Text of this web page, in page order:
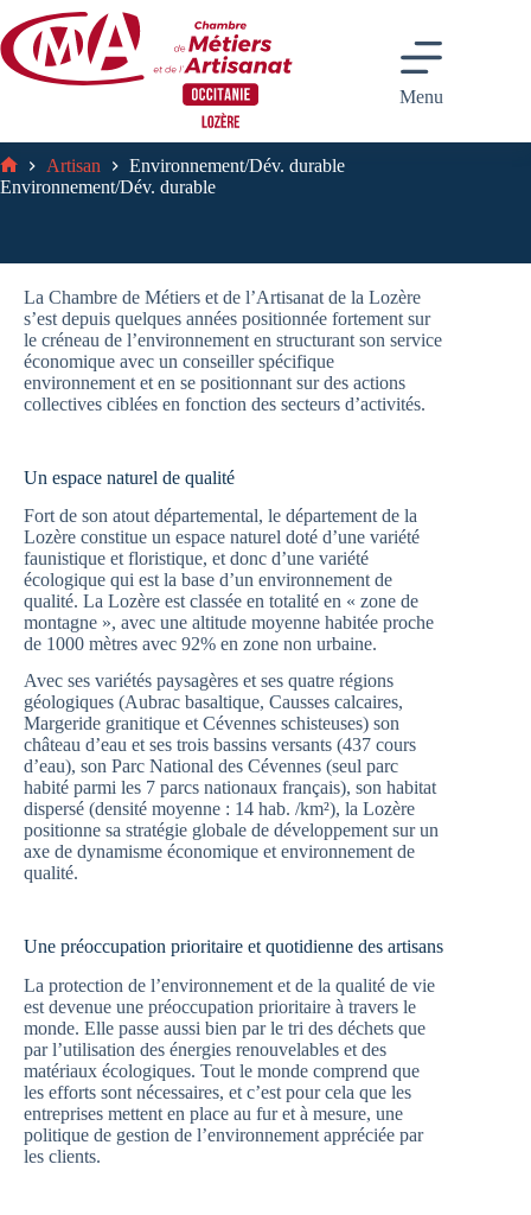
au
contenu
Menu
Accueil
Artisan
Environnement/Dév. durable
Environnement/Dév. durable
La Chambre de Métiers et de l’Artisanat de la Lozère
s’est depuis quelques années positionnée fortement sur
le créneau de l’environnement en structurant son service
économique avec un conseiller spécifique
environnement et en se positionnant sur des actions
collectives ciblées en fonction des secteurs d’activités.
Un espace naturel de qualité
Fort de son atout départemental, le département de la
Lozère constitue un espace naturel doté d’une variété
faunistique et floristique, et donc d’une variété
écologique qui est la base d’un environnement de
qualité. La Lozère est classée en totalité en « zone de
montagne », avec une altitude moyenne habitée proche
de 1000 mètres avec 92% en zone non urbaine.
Avec ses variétés paysagères et ses quatre régions
géologiques (Aubrac basaltique, Causses calcaires,
Margeride granitique et Cévennes schisteuses) son
château d’eau et ses trois bassins versants (437 cours
d’eau), son Parc National des Cévennes (seul parc
habité parmi les 7 parcs nationaux français), son habitat
dispersé (densité moyenne : 14 hab. /km²), la Lozère
positionne sa stratégie globale de développement sur un
axe de dynamisme économique et environnement de
qualité.
Une préoccupation prioritaire et quotidienne des artisans
La protection de l’environnement et de la qualité de vie
est devenue une préoccupation prioritaire à travers le
monde. Elle passe aussi bien par le tri des déchets que
par l’utilisation des énergies renouvelables et des
matériaux écologiques. Tout le monde comprend que
les efforts sont nécessaires, et c’est pour cela que les
entreprises mettent en place au fur et à mesure, une
politique de gestion de l’environnement appréciée par
les clients.